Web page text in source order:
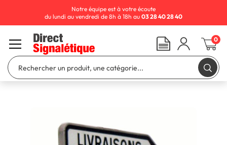
Notre équipe est à votre écoute
du lundi au vendredi de 8h à 18h au 03 28 40 28 40
0